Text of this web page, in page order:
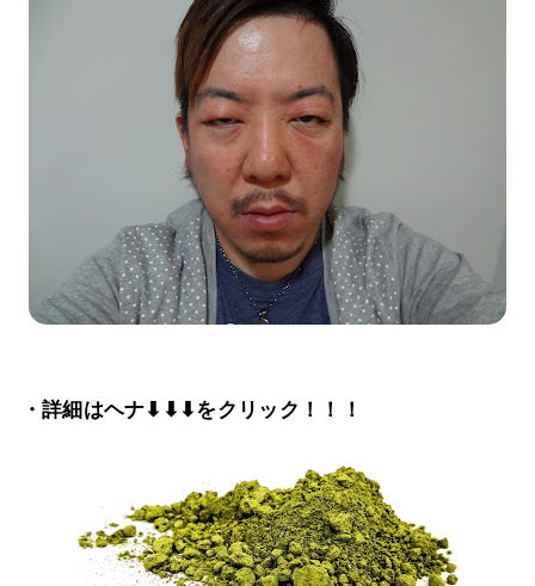
・詳細はヘナ⬇⬇⬇をクリック！！！